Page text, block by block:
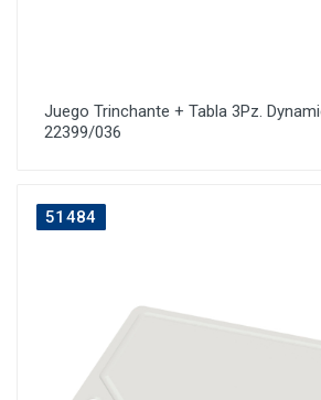
Juego Trinchante + Tabla 3Pz.
22399/036
51484